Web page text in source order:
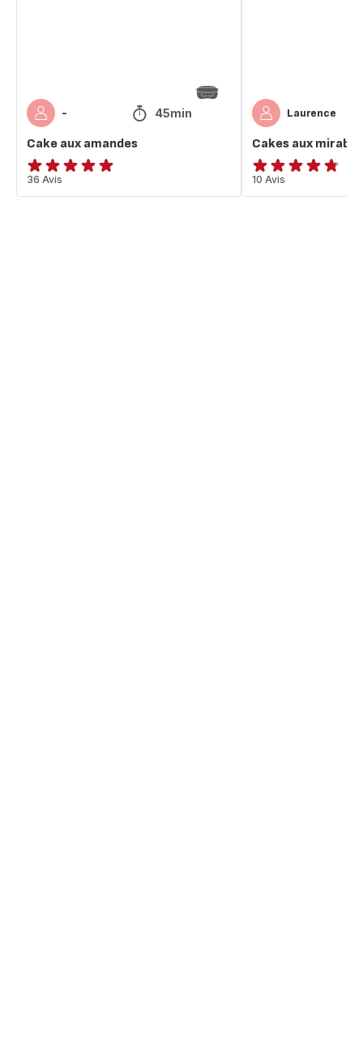
- 45min
Cake aux amandes
ratings.4.9
36 Avis
Laurence
Cakes aux
ratings.4.7
10 Avis